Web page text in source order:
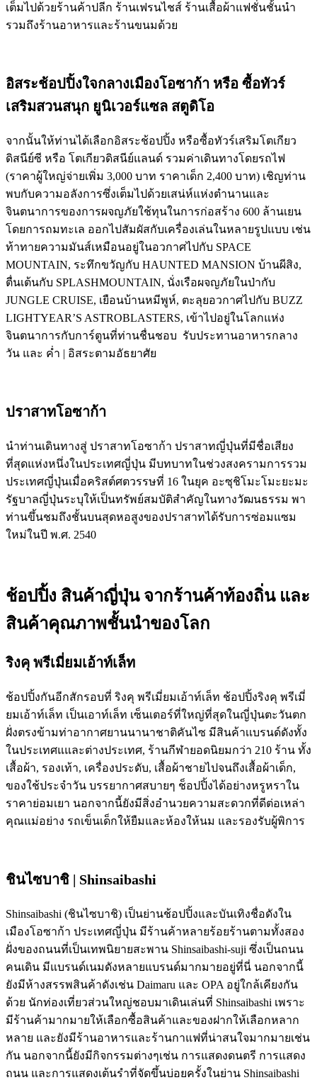
เต็มไปด้วยร้านค้าปลีก ร้านเฟรนไชส์ ร้านเสื้อผ้าแฟชั่นชั้นนำ
รวมถึงร้านอาหารและร้านขนมด้วย
อิสระช้อปปิ้งใจกลางเมืองโอซาก้า หรือ ซื้อทัวร์
เสริมสวนสนุก ยูนิเวอร์แซล สตูดิโอ
จากนั้นให้ท่านได้เลือกอิสระช้อปปิ้ง หรือซื้อทัวร์เสริมโตเกียว
ดิสนีย์ซี หรือ โตเกียวดิสนีย์แลนด์ รวมค่าเดินทางโดยรถไฟ
(ราคาผู้ใหญ่จ่ายเพิ่ม 3,000 บาท ราคาเด็ก 2,400 บาท) เชิญท่าน
พบกับความอลังการซึ่งเต็มไปด้วยเสน่ห์แห่งตำนานและ
จินตนาการของการผจญภัยใช้ทุนในการก่อสร้าง 600 ล้านเยน
โดยการถมทะเล ออกไปสัมผัสกับเครื่องเล่นในหลายรูปแบบ เช่น
ท้าทายความมันส์เหมือนอยู่ในอวกาศไปกับ SPACE
MOUNTAIN, ระทึกขวัญกับ HAUNTED MANSION บ้านผีสิง,
ตื่นเต้นกับ SPLASHMOUNTAIN, นั่งเรือผจญภัยในป่ากับ
JUNGLE CRUISE, เยือนบ้านหมีพูห์, ตะลุยอวกาศไปกับ BUZZ
LIGHTYEAR’S ASTROBLASTERS, เข้าไปอยู่ในโลกแห่ง
จินตนาการกับการ์ตูนที่ท่านชื่นชอบ รับประทานอาหารกลาง
วัน และ ค่ำ | อิสระตามอัธยาศัย
ปราสาทโอซาก้า
นำท่านเดินทางสู่ ปราสาทโอซาก้า ปราสาทญี่ปุ่นที่มีชื่อเสียง
ที่สุดแห่งหนึ่งในประเทศญี่ปุ่น มีบทบาทในช่วงสงครามการรวม
ประเทศญี่ปุ่นเมื่อคริสต์ศตวรรษที่ 16 ในยุค อะซุชิโมะโมะยะมะ
รัฐบาลญี่ปุ่นระบุให้เป็นทรัพย์สมบัติสำคัญในทางวัฒนธรรม พา
ท่านขึ้นชมถึงชั้นบนสุดหอสูงของปราสาทได้รับการซ่อมแซม
ใหม่ในปี พ.ศ. 2540
ช้อปปิ้ง สินค้าญี่ปุ่น จากร้านค้าท้องถิ่น และ
สินค้าคุณภาพชั้นนำของโลก
ริงคุ พรีเมี่ยมเอ้าท์เล็ท
ช้อปปิ้งกันอีกสักรอบที่ ริงคุ พรีเมี่ยมเอ้าท์เล็ท ช้อปปิ้งริงคุ พรีเมี่
ยมเอ้าท์เล็ท เป็นเอาท์เล็ท เซ็นเตอร์ที่ใหญ่ที่สุดในญี่ปุ่นตะวันตก
ฝั่งตรงข้ามท่าอากาศยานนานาชาติคันไซ มีสินค้าเเบรนด์ดังทั้ง
ในประเทศแและต่างประเทศ, ร้านกีฬายอดนิยมกว่า 210 ร้าน ทั้ง
เสื้อผ้า, รองเท้า, เครื่องประดับ, เสื้อผ้าชายไปจนถึงเสื้อผ้าเด็ก,
ของใช้ประจำวัน บรรยากาศสบายๆ ช็อปปิ้งได้อย่างหรูหราใน
ราคาย่อมเยา นอกจากนี้ยังมีสิ่งอำนวยความสะดวกที่ดีต่อเหล่า
คุณแม่อย่าง รถเข็นเด็กให้ยืมและห้องให้นม และรองรับผู้พิการ
ชินไซบาชิ | Shinsaibashi
Shinsaibashi (ชินไซบาชิ) เป็นย่านช้อปปิ้งและบันเทิงชื่อดังใน
เมืองโอซาก้า ประเทศญี่ปุ่น มีร้านค้าหลายร้อยร้านตามทั้งสอง
ฝั่งของถนนที่เป็นเทพนิยายสะพาน Shinsaibashi-suji ซึ่งเป็นถนน
คนเดิน มีแบรนด์เนมดังหลายแบรนด์มากมายอยู่ที่นี่ นอกจากนี้
ยังมีห้างสรรพสินค้าดังเช่น Daimaru และ OPA อยู่ใกล้เคียงกัน
ด้วย นักท่องเที่ยวส่วนใหญ่ชอบมาเดินเล่นที่ Shinsaibashi เพราะ
มีร้านค้ามากมายให้เลือกซื้อสินค้าและของฝากให้เลือกหลาก
หลาย และยังมีร้านอาหารและร้านกาแฟที่น่าสนใจมากมายเช่น
กัน นอกจากนี้ยังมีกิจกรรมต่างๆเช่น การแสดงดนตรี การแสดง
ถนน และการแสดงเต้นรำที่จัดขึ้นบ่อยครั้งในย่าน Shinsaibashi